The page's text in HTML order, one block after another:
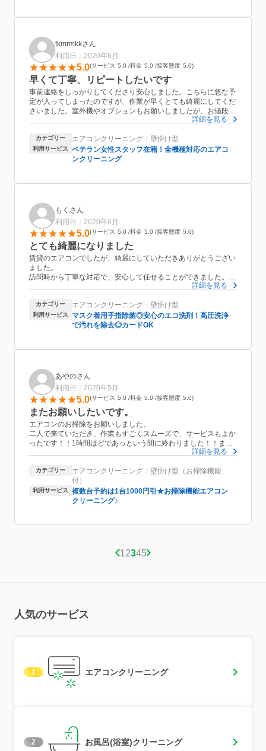
tkmrmkkさん
利用日：2020年6月
5.0 サービス 5.0 料金 5.0 接客態度 5.0
早くて丁寧、リピートしたいです
事前連絡をしっかりしてくださり安心しました。こちらに急な予
定が入ってしまったのですが、作業が早くとても綺麗にしてくだ
さいました。室外機やオプションもお願いしましたが、お値段も
詳細を見る
カテゴリー エアコンクリーニング：壁掛け型
利用サービス
ベテラン女性スタッフ在籍！全機種対応のエアコ
ンクリーニング
もくさん
利用日：2020年6月
5.0 サービス 5.0 料金 5.0 接客態度 5.0
とても綺麗になりました
賃貸のエアコンでしたが、綺麗にしていただきありがとうござい
ました。
訪問時から丁寧な対応で、安心して任せることができました。
清掃の前と後を写真で撮っていただき、結果もしっかりわかりま
また、周辺の家具への配慮や、お風呂場・部屋の使用後も綺麗に
していただき、特段なにも問題ありませんでした。
機会があれば、またお願いしたいほどです。
詳細を見る
カテゴリー エアコンクリーニング：壁掛け型
利用サービス
マスク着用手指除菌◎安心のエコ洗剤！高圧洗浄
で汚れを除去◎カードOK
あやのさん
利用日：2020年5月
5.0 サービス 5.0 料金 5.0 接客態度 5.0
またお願いしたいです。
エアコンのお掃除をお願いしました。
二人で来ていただき、作業もすごくスムーズで、サービスもよか
ったです！！1時間ほどであっという間に終わりました！！また
詳細を見る
カテゴリー
エアコンクリーニング：壁掛け型（お掃除機能
付）
利用サービス
複数台予約は1台1000円引★お掃除機能エアコン
クリーニング♪
1 2345
人気のサービス
1 エアコンクリーニング
2 お風呂(浴室)クリーニング